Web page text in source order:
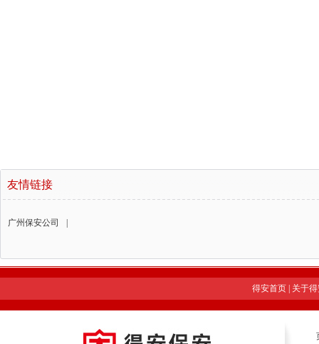
友情链接
广州保安公司
得安首页| 关于得